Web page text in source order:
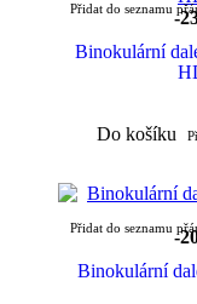
-
Přidat do seznamu
Binokulární
Do košíku
-
Přidat do seznamu
Binokulární